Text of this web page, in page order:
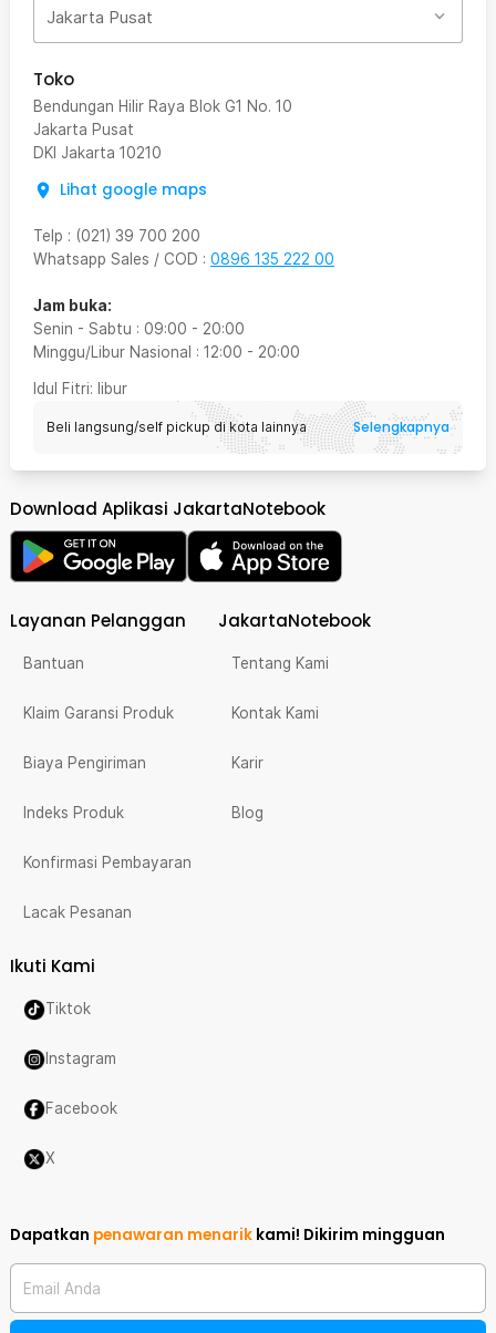
Jakarta Pusat
Toko
Bendungan Hilir Raya Blok G1 No. 10
Jakarta Pusat
DKI Jakarta 10210
Lihat google maps
Telp : (021) 39 700 200
Whatsapp Sales / COD : 0896 135 222 00
Jam buka:
Senin - Sabtu : 09:00 - 20:00
Minggu/Libur Nasional : 12:00 - 20:00
Idul Fitri: libur
Beli langsung/self pickup di kota lainnya Selengkapnya
Download Aplikasi JakartaNotebook
Layanan Pelanggan
Bantuan
Klaim Garansi Produk
Biaya Pengiriman
Indeks Produk
Konfirmasi Pembayaran
Lacak Pesanan
JakartaNotebook
Tentang Kami
Kontak Kami
Karir
Blog
Ikuti Kami
Tiktok
Instagram
Facebook
X
Dapatkan penawaran menarik kami! Dikirim mingguan
Email Anda